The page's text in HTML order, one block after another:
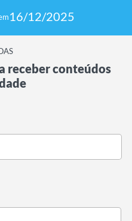
16/12/2025
receber conteúdos